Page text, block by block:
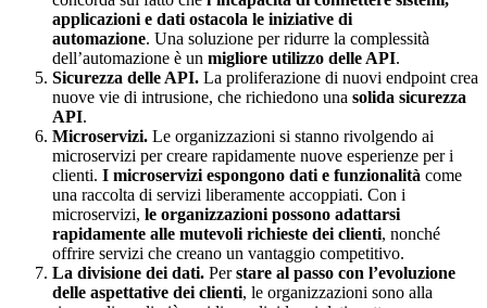
applicazioni e dati ostacola le iniziative di
automazione. Una soluzione per ridurre la complessità
dell’automazione è un migliore utilizzo delle API.
Sicurezza delle API. La proliferazione di nuovi endpoint crea
nuove vie di intrusione, che richiedono una solida sicurezza
API.
Microservizi. Le organizzazioni si stanno rivolgendo ai
microservizi per creare rapidamente nuove esperienze per i
clienti. I microservizi espongono dati e funzionalità come
una raccolta di servizi liberamente accoppiati. Con i
microservizi, le organizzazioni possono adattarsi
rapidamente alle mutevoli richieste dei clienti, nonché
offrire servizi che creano un vantaggio competitivo.
La divisione dei dati. Perstare al passo con l’evoluzione
delle aspettative dei clienti, le organizzazioni sono alla